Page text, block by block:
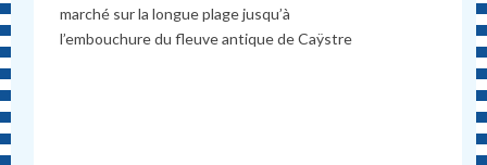
marché sur la longue plage jusqu’à
l’embouchure du fleuve antique deCaÿstre